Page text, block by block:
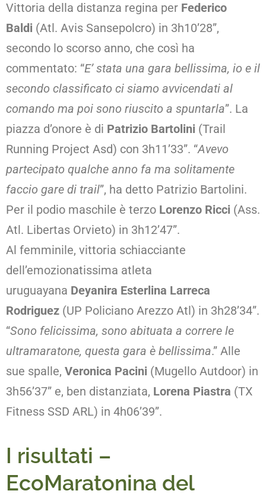
Vittoria della distanza regina per Federico
Baldi (Atl. Avis Sansepolcro) in 3h10’28”,
secondo lo scorso anno, che così ha
commentato: “E’ stata una gara bellissima, io e il
secondo classificato ci siamo avvicendati al
comando ma poi sono riuscito a spuntarla”. La
piazza d’onore è di Patrizio Bartolini (Trail
Running Project Asd) con 3h11’33”. “Avevo
partecipato qualche anno fa ma solitamente
faccio gare di trail”, ha detto Patrizio Bartolini.
Per il podio maschile è terzo Lorenzo Ricci (Ass.
Atl. Libertas Orvieto) in 3h12’47”.
Al femminile, vittoria schiacciante
dell’emozionatissima atleta
uruguayana Deyanira Esterlina Larreca
Rodriguez (UP Policiano Arezzo Atl) in 3h28’34”.
“Sono felicissima, sono abituata a correre le
ultramaratone, questa gara è bellissima.” Alle
sue spalle, Veronica Pacini (Mugello Autdoor) in
3h56’37” e, ben distanziata, Lorena Piastra (TX
Fitness SSD ARL) in 4h06’39”.
I risultati –
EcoMaratonina del